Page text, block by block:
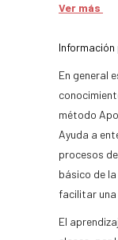
Ver más
En general
método
Ayuda a
procesos
básico de
facilitar
El